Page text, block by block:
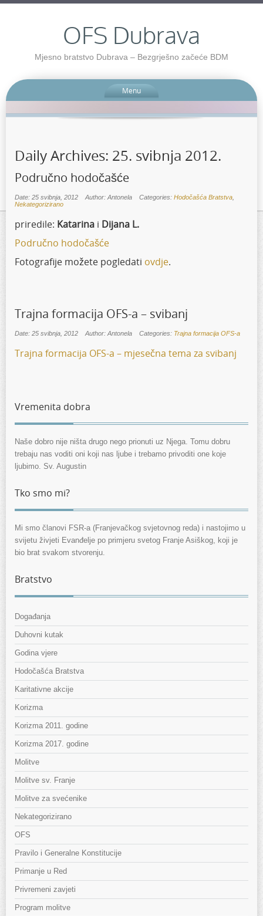
OFS Dubrava
Mjesno bratstvo Dubrava – Bezgrješno začeće BDM
Menu
Daily Archives: 25. svibnja 2012.
Područno hodočašće
Date: 25 svibnja, 2012 Author: Antonela Categories: Hodočašća Bratstva,
Nekategorizirano
priredile: Katarina i Dijana L.
Područno hodočašće
Fotografije možete pogledati ovdje.
Trajna formacija OFS-a – svibanj
Date: 25 svibnja, 2012 Author: Antonela Categories: Trajna formacija OFS-a
Trajna formacija OFS-a – mjesečna tema za svibanj
Vremenita dobra
Naše dobro nije ništa drugo nego prionuti uz Njega. Tomu dobru
trebaju nas voditi oni koji nas ljube i trebamo privoditi one koje
ljubimo. Sv. Augustin
Tko smo mi?
Mi smo članovi FSR-a (Franjevačkog svjetovnog reda) i nastojimo u
svijetu živjeti Evanđelje po primjeru svetog Franje Asiškog, koji je
bio brat svakom stvorenju.
Bratstvo
Događanja
Duhovni kutak
Godina vjere
Hodočašća Bratstva
Karitativne akcije
Korizma
Korizma 2011. godine
Korizma 2017. godine
Molitve
Molitve sv. Franje
Molitve za svećenike
Nekategorizirano
OFS
Pravilo i Generalne Konstitucije
Primanje u Red
Privremeni zavjeti
Program molitve